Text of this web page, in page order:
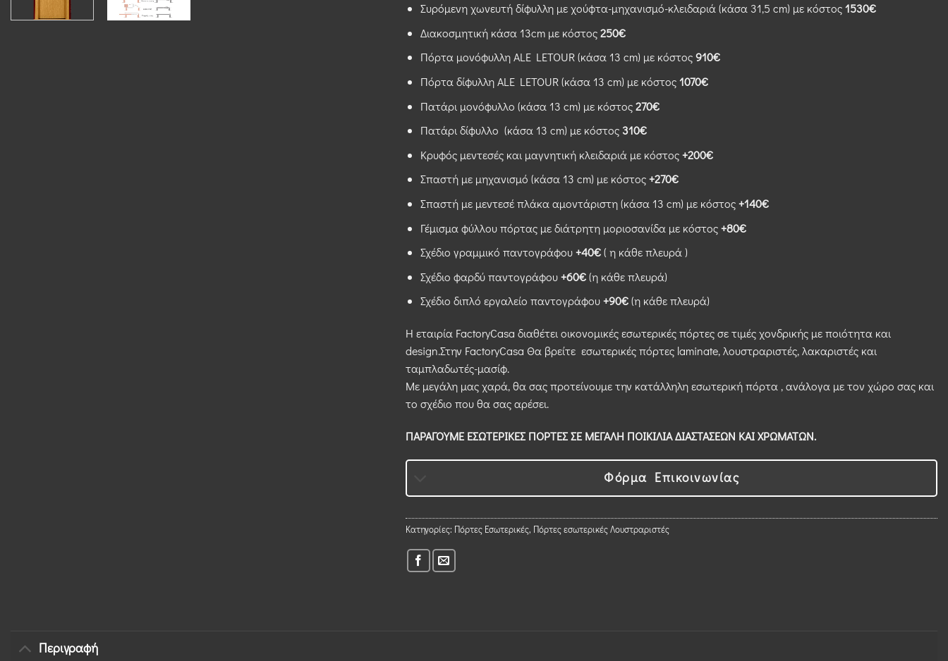
Συρόμενη χωνευτή δίφυλλη με χούφτα-μηχανισμό-κλειδαριά (κάσα 31,5 cm) με κόστος1530€
Διακοσμητική κάσα 13cm με κόστος250€
Πόρτα μονόφυλλη ALE LETOUR (κάσα 13 cm) με κόστος910€
Πόρτα δίφυλλη ALE LETOUR (κάσα 13 cm) με κόστος1070€
Πατάρι μονόφυλλο (κάσα 13 cm) με κόστος270€
Πατάρι δίφυλλο (κάσα 13 cm) με κόστος310€
Κρυφός μεντεσές και μαγνητική κλειδαριά με κόστος+200€
Σπαστή με μηχανισμό (κάσα 13 cm) με κόστος+270€
Σπαστή με μεντεσέ πλάκα αμοντάριστη (κάσα 13 cm) με κόστος+140€
Γέμισμα φύλλου πόρτας με διάτρητη μοριοσανίδα με κόστος+80€
Σχέδιο γραμμικό παντογράφου+40€( η κάθε πλευρά )
Σχέδιο φαρδύ παντογράφου+60€(η κάθε πλευρά)
Σχέδιο διπλό εργαλείο παντογράφου+90€(η κάθε πλευρά)
Η εταιρία FactoryCasa διαθέτει οικονομικές εσωτερικές πόρτες σε τιμές χονδρικής με ποιότητα και
design.Στην FactoryCasa Θα βρείτε εσωτερικές πόρτες laminate, λουστραριστές, λακαριστές και
ταμπλαδωτές-μασίφ.
Με μεγάλη μας χαρά, θα σας προτείνουμε την κατάλληλη εσωτερική πόρτα , ανάλογα με τον χώρο σας και
το σχέδιο που θα σας αρέσει.
ΠΑΡΑΓΟΥΜΕ ΕΣΩΤΕΡΙΚΕΣ ΠΟΡΤΕΣ ΣΕ ΜΕΓΑΛΗ ΠΟΙΚΙΛΙΑ ΔΙΑΣΤΑΣΕΩΝ ΚΑΙ ΧΡΩΜΑΤΩΝ.
Φόρμα Επικοινωνίας
Κατηγορίες: Πόρτες Εσωτερικές, Πόρτες εσωτερικές Λουστραριστές
Περιγραφή